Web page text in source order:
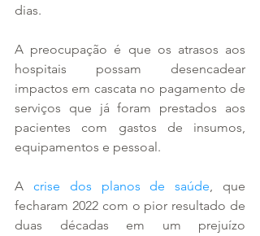
dias.
A preocupação é que os atrasos aos
hospitais possam desencadear
impactos em cascata no pagamento de
serviços que já foram prestados aos
pacientes com gastos de insumos,
equipamentos e pessoal.
A crise dos planos de saúde, que
fecharam 2022 com o pior resultado de
duas décadas em um prejuízo